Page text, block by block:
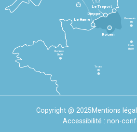
Le Havre
Dieppe
Le Tréport
Rennes
2h30
Tours
3h
Paris
1h30
Beauvais
1h
Rouen
Copyright @ 2025Mentions
Accessibilité : non-